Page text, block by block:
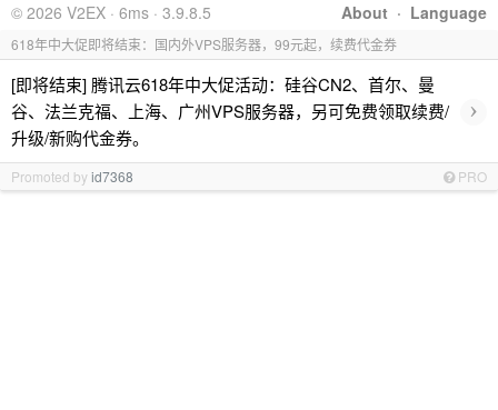
About · Language
© 2026 V2EX · 6ms · 3.9.8.5
618年中大促即将结束：国内外VPS服务器，99元起，续费代金券
[即将结束] 腾讯云618年中大促活动：硅谷CN2、首尔、曼
谷、法兰克福、上海、广州VPS服务器，另可免费领取续费/
升级/新购代金券。
›
Promoted byid7368 PRO